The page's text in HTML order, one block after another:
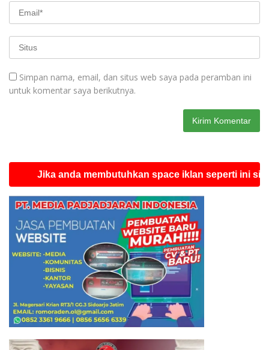
Simpan nama, email, dan situs web saya pada peramban ini
untuk komentar saya berikutnya.
anda membutuhkan space iklan seperti ini silahkan